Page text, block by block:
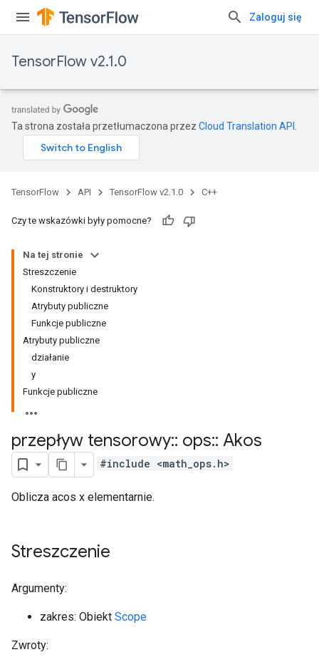
Zaloguj się
TensorFlow v2.1.0
Ta strona została przetłumaczona przez Cloud Translation API
TensorFlow API TensorFlow v2.1.0 C++
Czy te wskazówki były pomocne?
Na tej stronie
Streszczenie
Konstruktory i destruktory
Atrybuty publiczne
Funkcje publiczne
Atrybuty publiczne
działanie
y
Funkcje publiczne
przepływ tensorowy:: ops:: Akos
#include <math_ops.h>
Oblicza acos x elementarnie.
Streszczenie
Argumenty:
zakres: Obiekt Scope
Zwroty: